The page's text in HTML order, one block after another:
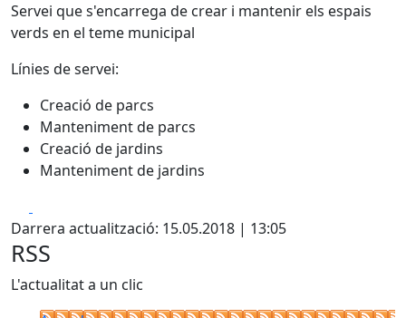
Servei que s'encarrega de crear i mantenir els espais
verds en el teme municipal
Línies de servei:
Creació de parcs
Manteniment de parcs
Creació de jardins
Manteniment de jardins
Darrera actualització: 15.05.2018 | 13:05
RSS
L'actualitat a un clic